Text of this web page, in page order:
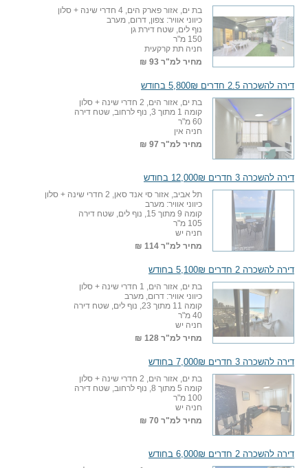
בת ים, אזור פארק הים, 4 חדרי שינה + סלון
כיווני אוויר: צפון, דרום, מערב
נוף לים, שטח דירת גן
150 מ"ר
חניה תת קרקעית
מחיר למ"ר 93 ₪
דירה להשכרה 2.5 חדרים 5,800₪ בחודש
בת ים, אזור הים, 2 חדרי שינה + סלון
קומה 1 מתוך 3, נוף לרחוב, שטח דירה
60 מ"ר
חניה אין
מחיר למ"ר 97 ₪
דירה להשכרה 3 חדרים 12,000₪ בחודש
תל אביב, אזור סי אנד סאן, 2 חדרי שינה + סלון
כיווני אוויר: מערב
קומה 9 מתוך 15, נוף לים, שטח דירה
105 מ"ר
חניה יש
מחיר למ"ר 114 ₪
דירה להשכרה 2 חדרים 5,100₪ בחודש
בת ים, אזור הים, 1 חדרי שינה + סלון
כיווני אוויר: דרום, מערב
קומה 11 מתוך 23, נוף לים, שטח דירה
40 מ"ר
חניה יש
מחיר למ"ר 128 ₪
דירה להשכרה 3 חדרים 7,000₪ בחודש
בת ים, אזור הים, 2 חדרי שינה + סלון
קומה 5 מתוך 8, נוף לרחוב, שטח דירה
100 מ"ר
חניה יש
מחיר למ"ר 70 ₪
דירה להשכרה 2 חדרים 6,000₪ בחודש